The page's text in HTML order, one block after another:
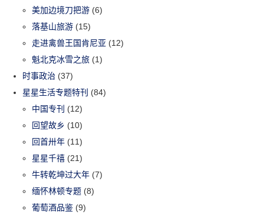
美加边境刀把游 (6)
落基山旅游 (15)
走进禽兽王国肯尼亚 (12)
魁北克冰雪之旅 (1)
时事政治 (37)
星星生活专题特刊 (84)
中国专刊 (12)
回望故乡 (10)
回首卅年 (11)
星星千禧 (21)
牛转乾坤过大年 (7)
缅怀林顿专题 (8)
葡萄酒品鉴 (9)